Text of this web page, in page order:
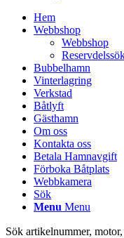
Hem
Webbshop
Webbshop
Bubbelhamn
Vinterlagring
Verkstad
Båtlyft
Gästhamn
Om oss
Kontakta oss
Betala Hamnavgift
Förboka Båtplats
Webbkamera
Sök
Menu Menu
Sök artikelnummer,